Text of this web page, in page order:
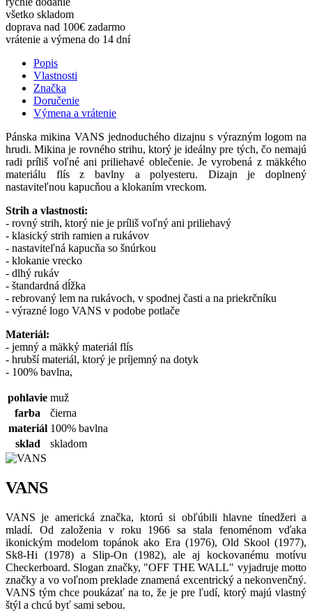
všetko skladom
doprava nad 100€ zadarmo
vrátenie a výmena do 14 dní
Popis
Vlastnosti
Značka
Doručenie
Výmena a vrátenie
Pánska mikina VANS jednoduchého dizajnu s výrazným logom na
hrudi. Mikina je rovného strihu, ktorý je ideálny pre tých, čo nemajú
radi príliš voľné ani priliehavé oblečenie. Je vyrobená z mäkkého
materiálu flís z bavlny a polyesteru. Dizajn je doplnený
nastaviteľnou kapucňou a klokaním vreckom.
Strih a vlastnosti:
- rovný strih, ktorý nie je príliš voľný ani priliehavý
- klasický strih ramien a rukávov
- nastaviteľná kapucňa so šnúrkou
- klokanie vrecko
- dlhý rukáv
- štandardná dĺžka
- rebrovaný lem na rukávoch, v spodnej časti a na priekrčníku
- výrazné logo VANS v podobe potlače
Materiál:
- jemný a mäkký materiál flís
- hrubší materiál, ktorý je príjemný na dotyk
- 100% bavlna,
pohlavie muž
farba
čierna
materiál 100% bavlna
sklad
skladom
VANS
VANS je americká značka, ktorú si obľúbili hlavne tínedžeri a
mladí. Od založenia v roku 1966 sa stala fenoménom vďaka
ikonickým modelom topánok ako Era (1976), Old Skool (1977),
Sk8-Hi (1978) a Slip-On (1982), ale aj kockovanému motívu
Checkerboard. Slogan značky, "OFF THE WALL" vyjadruje motto
značky a vo voľnom preklade znamená excentrický a nekonvenčný.
VANS tým chce poukázať na to, že je pre ľudí, ktorý majú vlastný
štýl a chcú byť sami sebou.